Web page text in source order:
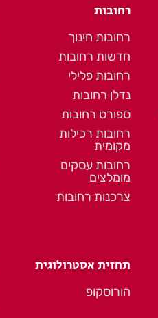
רחובות
רחובות חינוך
חדשות רחובות
רחובות פלילי
נדלן רחובות
ספורט רחובות
רחובות רכילות
מקומית
רחובות עסקים
מומלצים
צרכנות רחובות
תחזית אסטרולוגית
הורוסקופ